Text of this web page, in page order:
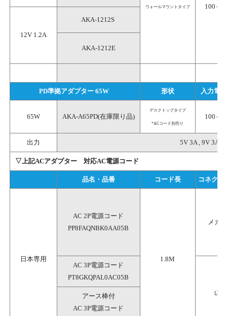
ウォールマウントタイプ 100～
12V 1.2A
AKA-1212S
AKA-1212E
PD準拠アダプター 65W 形状 入力電
65W AKA-A65PD(在庫限り品)
デスクトップタイプ
*ACコード別売り
100～
出力 5V 3A , 9V 3A ,
▽上記ACアダプター 対応AC電源コード
品名・品番 コード長 コネクタ
日本専用
AC 2P電源コード
PP8FAQNBK0AA05B
1.8M
メガ
AC 3P電源コード
PT8GKQPAL0AC05B
山
アース棒付
AC 3P電源コード